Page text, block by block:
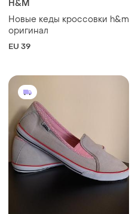
H&M
Новые кеды кроссовки h&m
оригинал
EU 39